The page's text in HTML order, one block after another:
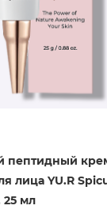
пептидный
лица YU.R
25 мл